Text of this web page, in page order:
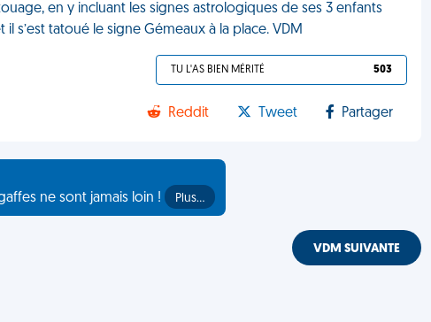
en y incluant les signes astrologiques de ses 3 enfants
s’est tatoué le signe Gémeaux à la place. VDM
TU L'AS BIEN MÉRITÉ 503
Reddit Tweet Partager
ne sont jamais loin !
Plus…
VDM SUIVANTE